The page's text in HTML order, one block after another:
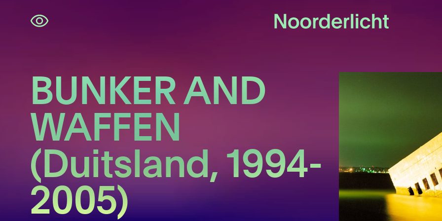
Navigatie
overslaan
BUNKER AND
WAFFEN
(Duitsland, 1994-
2005)